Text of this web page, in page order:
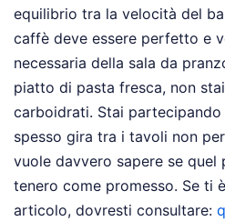
equilibrio tra la velocità del
caffè deve essere perfetto e
necessaria della sala da
piatto di pasta fresca, non
carboidrati. Stai
spesso gira tra i tavoli non
vuole davvero sapere se quel
tenero come promesso. Se ti
articolo, dovresti consultare: